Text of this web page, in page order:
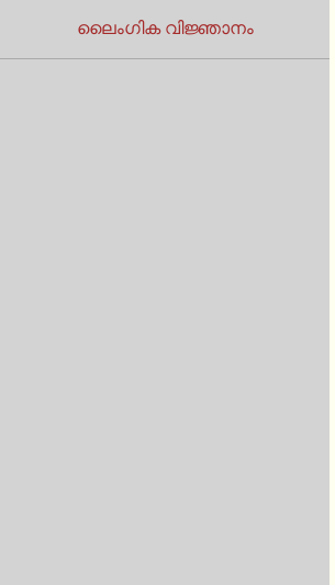
ലൈംഗിക വിജ്ഞാനം